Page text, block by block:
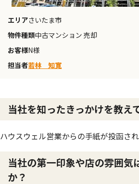
エリアさいたま市
物件種類中古マンション 売却
お客様N様
担当者若林 知寛
当社を知ったきっかけを教え
ハウスウェル営業からの手紙が投函さ
当社の第一印象や店の雰囲気
か？